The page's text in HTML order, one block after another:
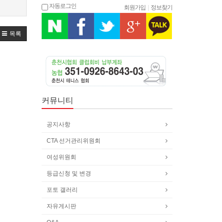
목록
자동로그인 회원가입 | 정보찾기
커뮤니티
공지사항
CTA 선거관리위원회
여성위원회
등급신청 및 변경
포토 갤러리
자유게시판